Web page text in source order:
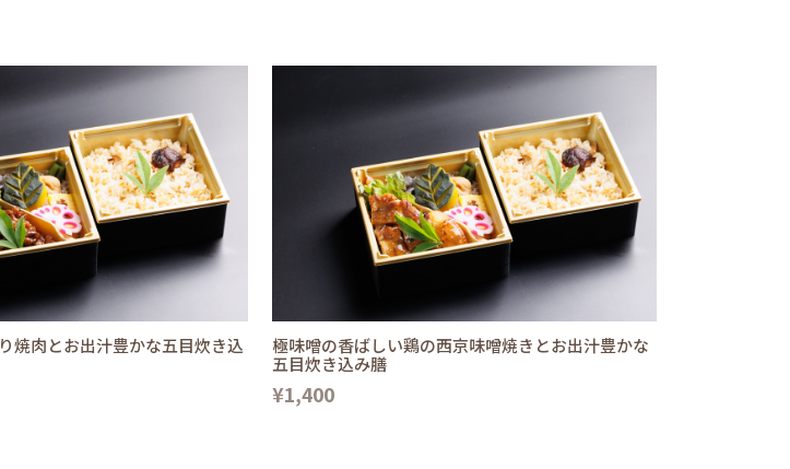
焼肉とお出汁豊かな五目炊き込
極味噌の香ばしい鶏の西京味噌焼きとお出汁豊かな
五目炊き込み膳
¥1,400